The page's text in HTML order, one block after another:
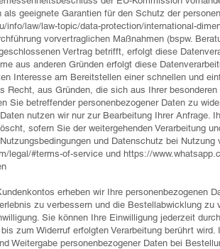
geeignete Garantien für den Schutz der
info/law/law-topic/data-protection/international-
vorvertraglichen Maßnahmen (bspw.
Vertrag betrifft, erfolgt diese
aus anderen Gründen erfolgt diese
Interesse am Bereitstellen einer schnellen und
Recht, aus Gründen, die sich aus Ihrer
Sie betreffender personenbezogener Daten zu
nutzen wir nur zur Bearbeitung Ihrer Anfrage.
sofern Sie der weitergehenden Verarbeitung
und Datenschutz bei
legal/#terms-of-service und https://
erheben wir Ihre personenbezogenen
zu verbessern und die Bestellabwicklung zu
Sie können Ihre Einwilligung jederzeit
zum Widerruf erfolgten Verarbeitung berührt
Weitergabe personenbezogener Daten bei